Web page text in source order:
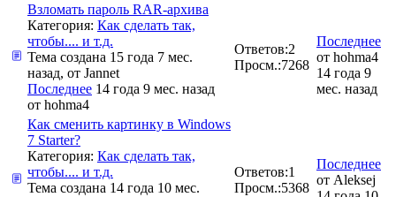
Взломать пароль RAR-архива
Категория: Как сделать так,
чтобы.... и т.д.
Тема создана 15 года 7 мес.
назад, от Jannet
Последнее 14 года 9 мес. назад
от hohma4
Ответов:2
Просм.:7268
Последнее
от hohma4
14 года 9
мес. назад
Как сменить картинку в Windows
7 Starter?
Категория: Как сделать так,
чтобы.... и т.д.
Тема создана 14 года 10 мес.
Ответов:1
Просм.:5368
Последнее
от Aleksej